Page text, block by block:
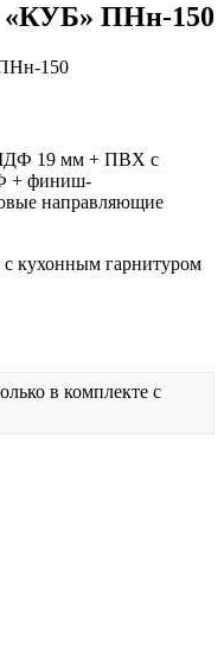
«КУБ» ПНн-150
150
19 мм + ПВХ с
+ финиш-
направляющие
с кухонным гарнитуром
в комплекте с